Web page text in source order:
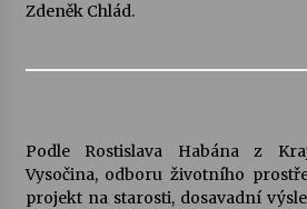
17. 7. 2026
Zdeněk Chlád.
Podle Rostislava Habána z
Vysočina, odboru životního
projekt na starosti, dosavadní